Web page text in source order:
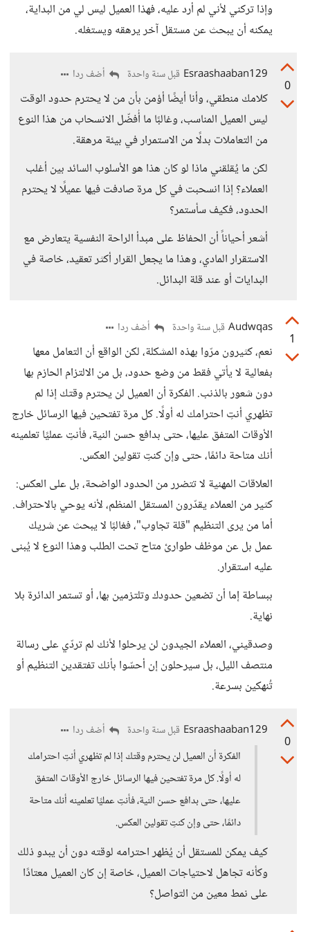
وإذا تركني لأني لم أرد عليه، فهذا العميل ليس لي من البداية،
يمكنه أن يبحث عن مستقل آخر يرهقه ويستغله.
0
Esraashaaban129 قبل سنة واحدة أضف ردا
كلامك منطقي، وأنا أيضًا أؤمن بأن من لا يحترم حدود الوقت
ليس العميل المناسب، وغالبًا ما أُفضّل الانسحاب من هذا النوع
من التعاملات بدلًا من الاستمرار في بيئة مرهقة.
لكن ما يُقلقني ماذا لو كان هذا هو الأسلوب السائد بين أغلب
العملاء؟ إذا انسحبت في كل مرة صادفت فيها عميلًا لا يحترم
الحدود، فكيف سأستمر؟
أشعر أحياناً أن الحفاظ على مبدأ الراحة النفسية يتعارض مع
الاستقرار المادي، وهذا ما يجعل القرار أكثر تعقيد، خاصة في
البدايات أو عند قلة البدائل.
1
Audwqas قبل سنة واحدة أضف ردا
نعم، كثيرون مرّوا بهذه المشكلة، لكن الواقع أن التعامل معها
بفعالية لا يأتي فقط من وضع حدود، بل من الالتزام الحازم بها
دون شعور بالذنب. الفكرة أن العميل لن يحترم وقتك إذا لم
تظهري أنتِ احترامك له أولًا. كل مرة تفتحين فيها الرسائل خارج
الأوقات المتفق عليها، حتى بدافع حسن النية، فأنتِ عمليًا تعلمينه
أنك متاحة دائمًا، حتى وإن كنتِ تقولين العكس.
العلاقات المهنية لا تتضرر من الحدود الواضحة، بل على العكس:
كثير من العملاء يقدّرون المستقل المنظم، لأنه يوحي بالاحتراف.
أما من يرى التنظيم "قلة تجاوب"، فغالبًا لا يبحث عن شريك
عمل بل عن موظف طوارئ متاح تحت الطلب وهذا النوع لا يُبنى
عليه استقرار.
ببساطة إما أن تضعين حدودك وتلتزمين بها، أو تستمر الدائرة بلا
نهاية.
وصدقيني، العملاء الجيدون لن يرحلوا لأنك لم تردّي على رسالة
منتصف الليل، بل سيرحلون إن أحسّوا بأنك تفتقدين التنظيم أو
تُنهكين بسرعة.
0
Esraashaaban129 قبل سنة واحدة
أضف ردا
الفكرة أن العميل لن يحترم وقتك إذا لم تظهري أنتِ احترامك
له أولًا. كل مرة تفتحين فيها الرسائل خارج الأوقات المتفق
عليها، حتى بدافع حسن النية، فأنتِ عمليًا تعلمينه أنك متاحة
دائمًا، حتى وإن كنتِ تقولين العكس.
كيف يمكن للمستقل أن يُظهر احترامه لوقته دون أن يبدو ذلك
وكأنه تجاهل لاحتياجات العميل، خاصة إن كان العميل معتادًا
على نمط معين من التواصل؟